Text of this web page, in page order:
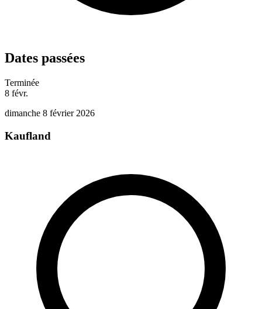
Dates passées
Terminée
8 févr.
dimanche 8 février 2026
Kaufland